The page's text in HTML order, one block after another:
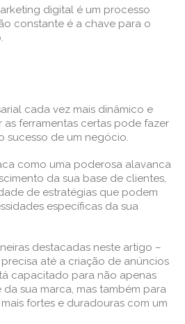
digital é um processo
constante é a chave para o
cada vez mais dinâmico e
ferramentas certas pode fazer
sucesso de um negócio.
como uma poderosa alavanca
da sua base de clientes,
de estratégias que podem
específicas da sua
destacadas neste artigo –
até a criação de anúncios
capacitado para não apenas
sua marca, mas também para
fortes e duradouras com um